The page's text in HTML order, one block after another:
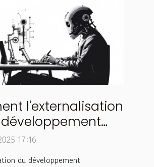
l'externalisation
transforme
les PME ?
17:16
du développement